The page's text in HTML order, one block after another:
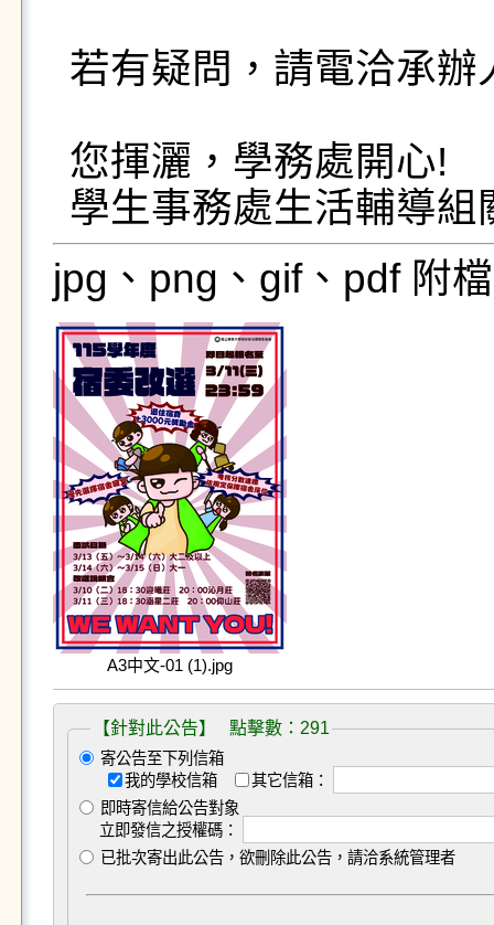
若有疑問，請電洽承
您揮灑，學務處開心!
jpg、png、gif、pdf 附
A3中文-01 (1).jpg
【針對此公告】 點擊數：291
寄公告至下列信箱
我的學校信箱
其它信箱：
即時寄信給公告對象
立即發信之授權碼：
已批次寄出此公告，欲刪除此公告，請洽系統管理者